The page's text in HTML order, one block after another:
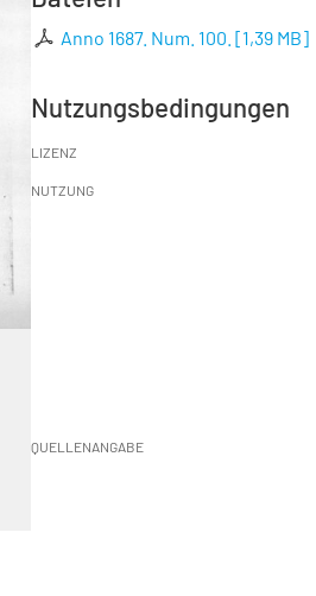
Anno 1687. Num. 100. [1,39 MB]
Nutzungsbedingungen
LIZENZ
NUTZUNG
QUELLENANGABE